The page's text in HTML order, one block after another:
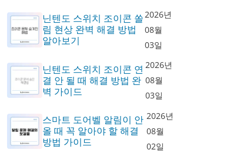
닌텐도 스위치 조이콘 쏠
림 현상 완벽 해결 방법
알아보기
2026년
08월
03일
닌텐도 스위치 조이콘 연
결 안 될 때 해결 방법 완
벽 가이드
2026년
08월
03일
스마트 도어벨 알림이 안
올 때 꼭 알아야 할 해결
방법 가이드
2026년
08월
02일